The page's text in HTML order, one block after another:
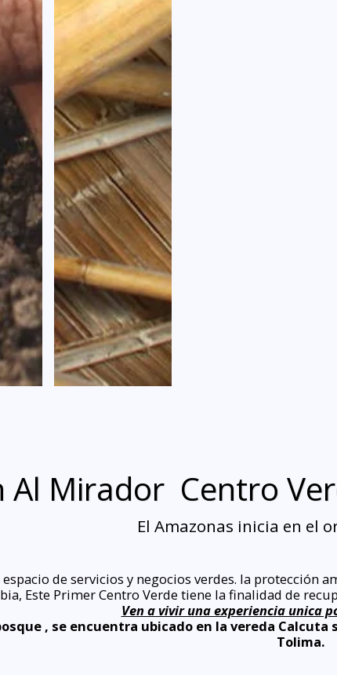
Al Mirador Centro
El Amazonas inicia en el
espacio de servicios y negocios verdes. la
Este Primer Centro Verde tiene la finalidad de
Ven a vivir una experiencia unica
, se encuentra ubicado en la vereda Calcuta
Tolima.